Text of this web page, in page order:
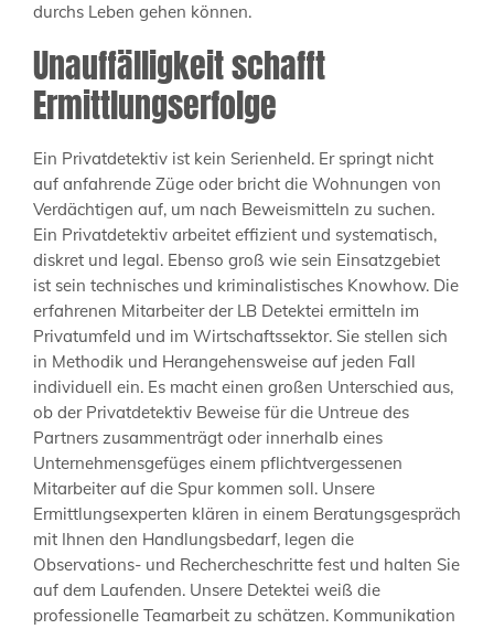
durchs Leben gehen können.
Unauffälligkeit schafft
Ermittlungserfolge
Ein Privatdetektiv ist kein Serienheld. Er springt nicht
auf anfahrende Züge oder bricht die Wohnungen von
Verdächtigen auf, um nach Beweismitteln zu suchen.
Ein Privatdetektiv arbeitet effizient und systematisch,
diskret und legal. Ebenso groß wie sein Einsatzgebiet
ist sein technisches und kriminalistisches Knowhow. Die
erfahrenen Mitarbeiter der LB Detektei ermitteln im
Privatumfeld und im Wirtschaftssektor. Sie stellen sich
in Methodik und Herangehensweise auf jeden Fall
individuell ein. Es macht einen großen Unterschied aus,
ob der Privatdetektiv Beweise für die Untreue des
Partners zusammenträgt oder innerhalb eines
Unternehmensgefüges einem pflichtvergessenen
Mitarbeiter auf die Spur kommen soll. Unsere
Ermittlungsexperten klären in einem Beratungsgespräch
mit Ihnen den Handlungsbedarf, legen die
Observations- und Rechercheschritte fest und halten Sie
auf dem Laufenden. Unsere Detektei weiß die
professionelle Teamarbeit zu schätzen. Kommunikation